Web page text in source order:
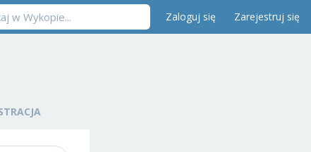
Zaloguj się Zarejestruj się